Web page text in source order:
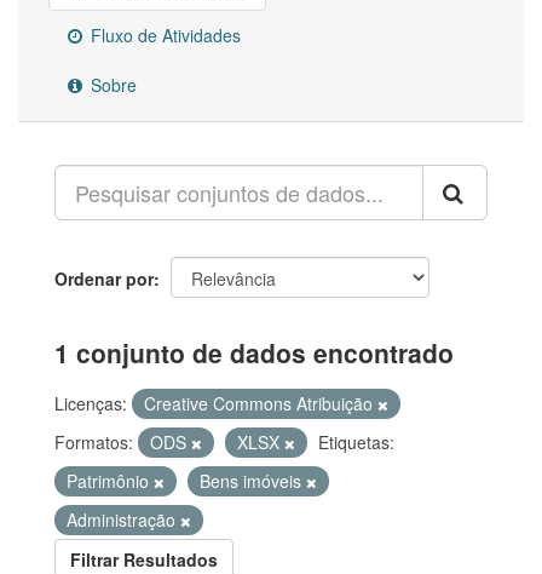
Fluxo de Atividades
Sobre
Ordenar por
1 conjunto de dados encontrado
Licenças:
Creative Commons Atribuição
Formatos:
ODS XLSX
Etiquetas:
Patrimônio
Bens imóveis
Administração
Filtrar Resultados